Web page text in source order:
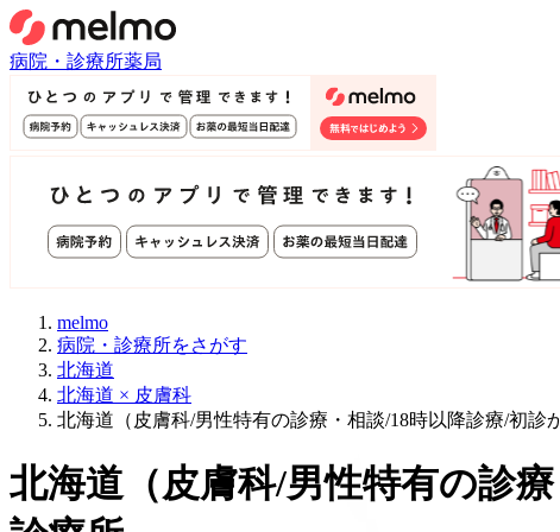
病院・診療所薬局
melmo
病院・診療所をさがす
北海道
北海道 × 皮膚科
北海道（皮膚科/男性特有の診療・相談/18時以降診療/初診
北海道（皮膚科/男性特有の診